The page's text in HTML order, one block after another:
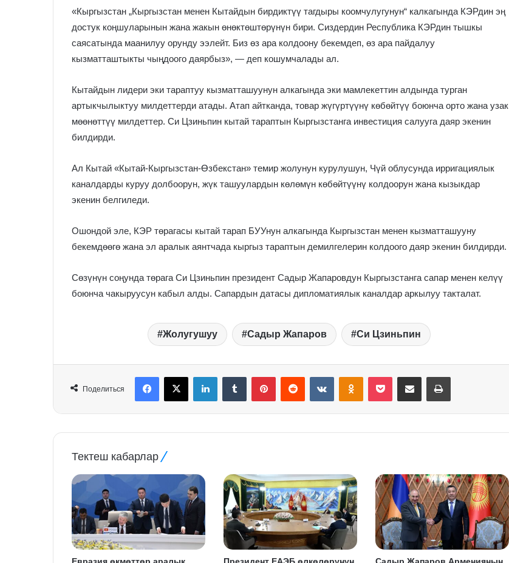
«Кыргызстан „Кыргызстан менен Кытайдын бирдиктүү тагдыры коомчулугунун“ калкагында КЭРдин эң
достук коңшуларынын жана жакын өнөктөштөрүнүн бири. Сиздердин Республика КЭРдин тышкы
саясатында маанилуу орунду ээлейт. Биз өз ара колдоону бекемдеп, өз ара пайдалуу
кызматташтыкты чыңдоого даярбыз», — деп кошумчалады ал.
Кытайдын лидери эки тараптуу кызматташуунун алкагында эки мамлекеттин алдында турган
артыкчылыктуу милдеттерди атады. Атап айтканда, товар жүгүртүүнү көбөйтүү боюнча орто жана узак
мөөнөттүү милдеттер. Си Цзиньпин кытай тараптын Кыргызстанга инвестиция салууга даяр экенин
билдирди.
Ал Кытай «Кытай-Кыргызстан-Өзбекстан» темир жолунун курулушун, Чүй облусунда ирригациялык
каналдарды куруу долбоорун, жүк ташуулардын көлөмүн көбөйтүүнү колдоорун жана кызыкдар
экенин белгиледи.
Ошондой эле, КЭР төрагасы кытай тарап БУУнун алкагында Кыргызстан менен кызматташууну
бекемдөөгө жана эл аралык аянтчада кыргыз тараптын демилгелерин колдоого даяр экенин билдирди.
Сөзүнүн соңунда төрага Си Цзиньпин президент Садыр Жапаровдун Кыргызстанга сапар менен келүү
боюнча чакыруусун кабыл алды. Сапардын датасы дипломатиялык каналдар аркылуу такталат.
Жолугушуу Садыр Жапаров Си Цзиньпин
Поделиться
FacebookX LinkedInTumblr PinterestReddit VKontakteOdnoklassniki
Pocket Share via Email Print
Тектеш кабарлар
Евразия өкмөттөр аралык Президент ЕАЭБ өлкөлөрүнүн Садыр Жапаров Армениянын